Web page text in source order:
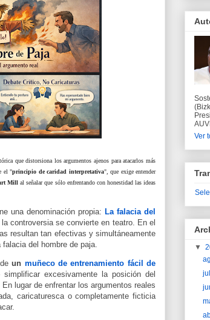
que distorsiona los argumentos ajenos para atacarlos más
el "principio de caridad interpretativa", que exige entender
Mill al señalar que sólo enfrentando con honestidad las ideas
una denominación propia: La falacia del
controversia se convierte en teatro.
En el
resultan tan efectivas y simultáneamente
del hombre de paja.
deun muñeco de entrenamiento fácil de
excesivamente la posición del
lugar de enfrentar los argumentos reales
caricaturesca o completamente ficticia
Ver
▼